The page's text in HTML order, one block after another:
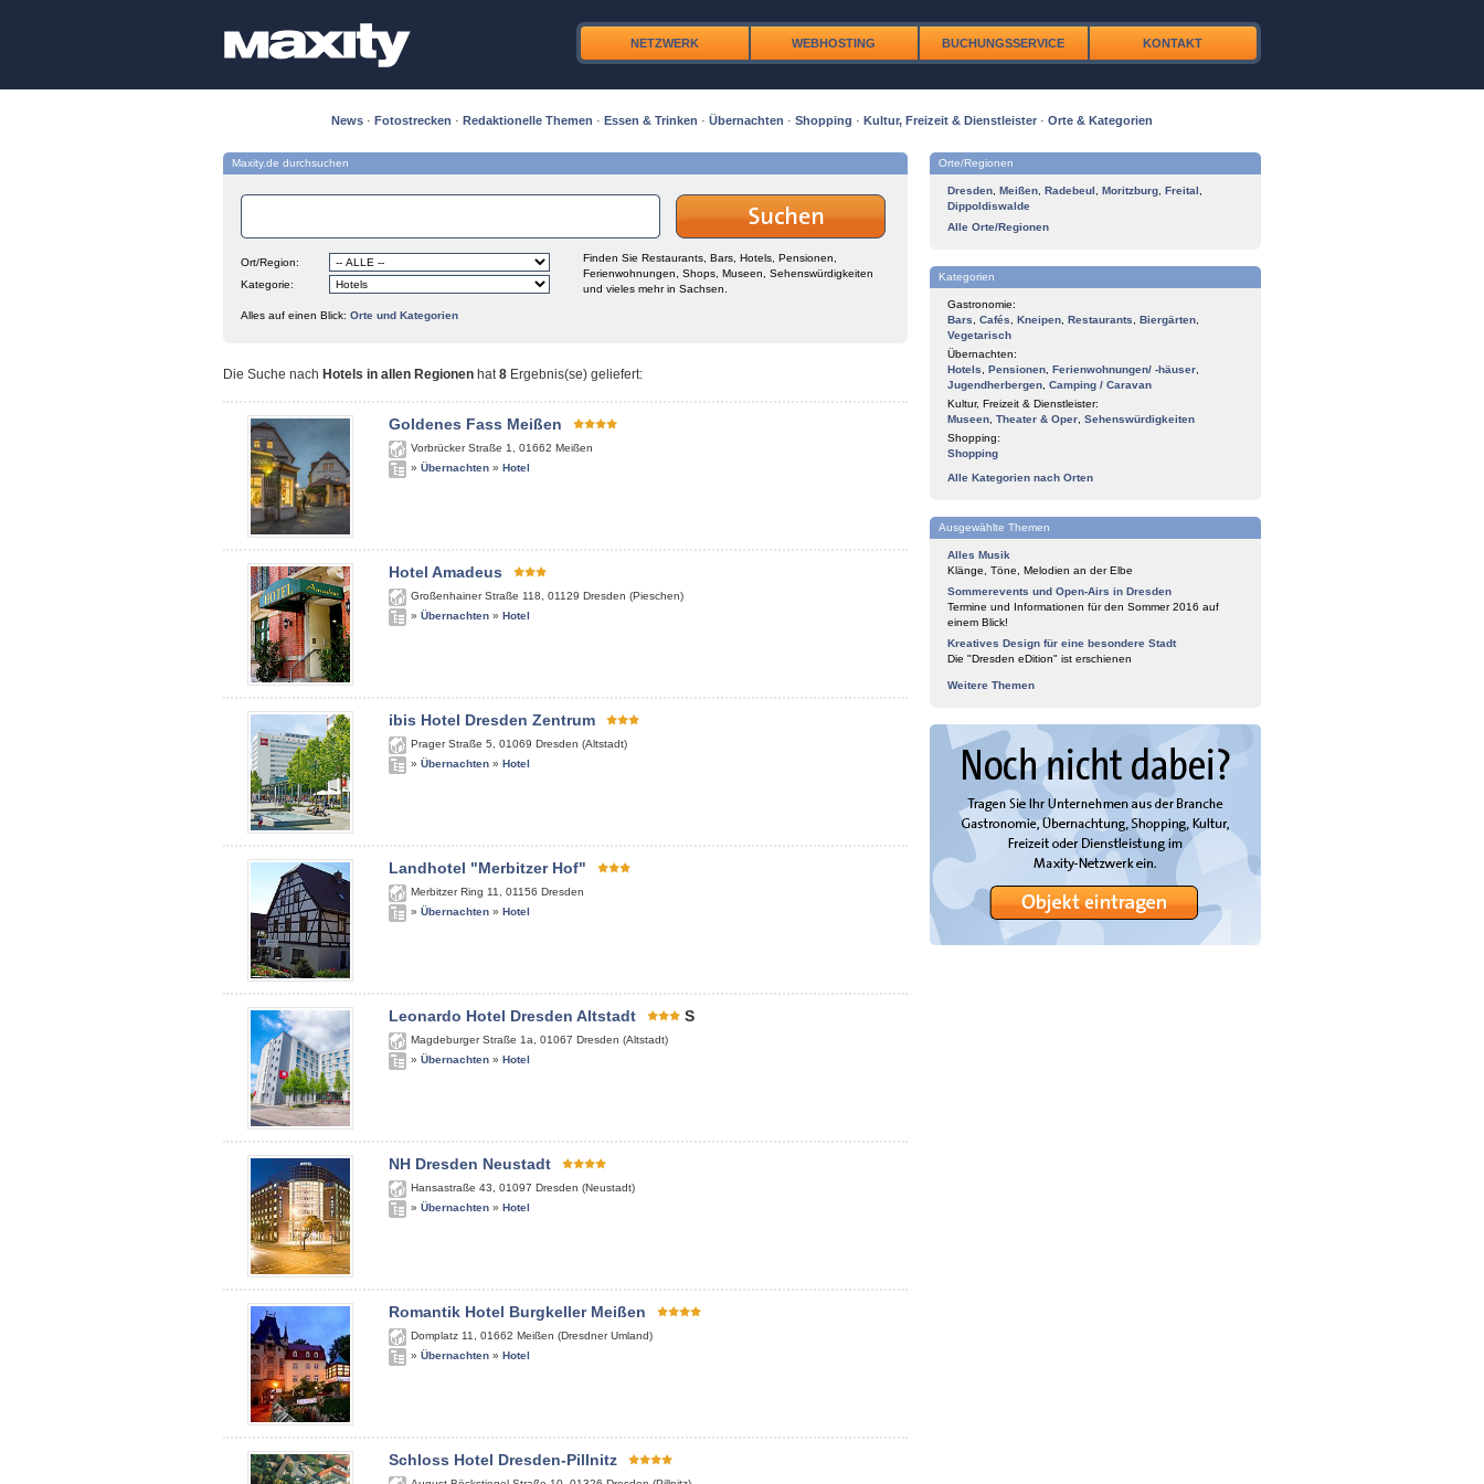
NETZWERK WEBHOSTING BUCHUNGSSERVICE KONTAKT
News · Fotostrecken · Redaktionelle Themen · Essen & Trinken · Übernachten · Shopping · Kultur, Freizeit & Dienstleister · Orte & Kategorien
Maxity.de durchsuchen
Ort/Region:
Kategorie:
Finden Sie Restaurants, Bars, Hotels, Pensionen,
Ferienwohnungen, Shops, Museen, Sehenswürdigkeiten
und vieles mehr in Sachsen.
Alles auf einen Blick: Orte und Kategorien
Die Suche nach Hotels in allen Regionen hat8 Ergebnis(se) geliefert:
Goldenes Fass Meißen
Vorbrücker Straße 1 01662 Meißen
» Übernachten » Hotel
Hotel Amadeus
Großenhainer Straße 118 01129 Dresden (Pieschen)
» Übernachten » Hotel
ibis Hotel Dresden Zentrum
Prager Straße 5 01069 Dresden (Altstadt)
» Übernachten » Hotel
Landhotel "Merbitzer Hof"
Merbitzer Ring 11 01156 Dresden
» Übernachten » Hotel
Leonardo Hotel Dresden Altstadt S
Magdeburger Straße 1a 01067 Dresden (Altstadt)
» Übernachten » Hotel
NH Dresden Neustadt
Hansastraße 43 01097 Dresden (Neustadt)
» Übernachten » Hotel
Romantik Hotel Burgkeller Meißen
Domplatz 11 01662 Meißen (Dresdner Umland)
» Übernachten » Hotel
Schloss Hotel Dresden-Pillnitz
Orte/Regionen
Dresden Meißen Radebeul Moritzburg Freital
Dippoldiswalde
Alle Orte/Regionen
Kategorien
Gastronomie:
Bars
Cafés Kneipen Restaurants Biergärten
Vegetarisch
Übernachten:
Hotels
Pensionen Ferienwohnungen/ -häuser
Jugendherbergen Camping / Caravan
Kultur, Freizeit & Dienstleister:
Museen Theater & Oper Sehenswürdigkeiten
Shopping:
Shopping
Alle Kategorien nach Orten
Ausgewählte Themen
Alles Musik
Klänge, Töne, Melodien an der Elbe
Sommerevents und Open-Airs in Dresden
Termine und Informationen für den Sommer 2016 auf
einem Blick!
Kreatives Design für eine besondere Stadt
Die "Dresden eDition" ist erschienen
Weitere Themen